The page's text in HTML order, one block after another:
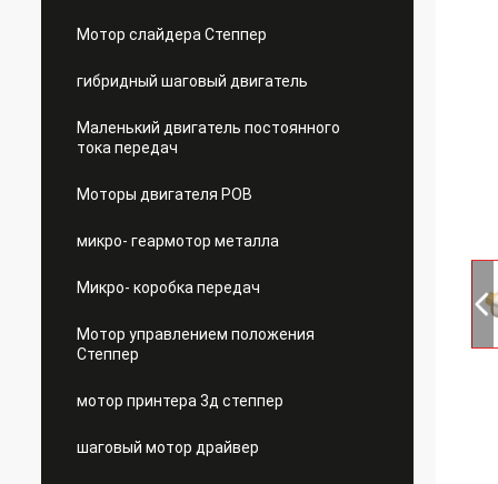
Мотор слайдера Степпер
гибридный шаговый двигатель
Маленький двигатель постоянного
тока передач
Моторы двигателя РОВ
микро- геармотор металла
Микро- коробка передач
Мотор управлением положения
Степпер
мотор принтера 3д степпер
шаговый мотор драйвер